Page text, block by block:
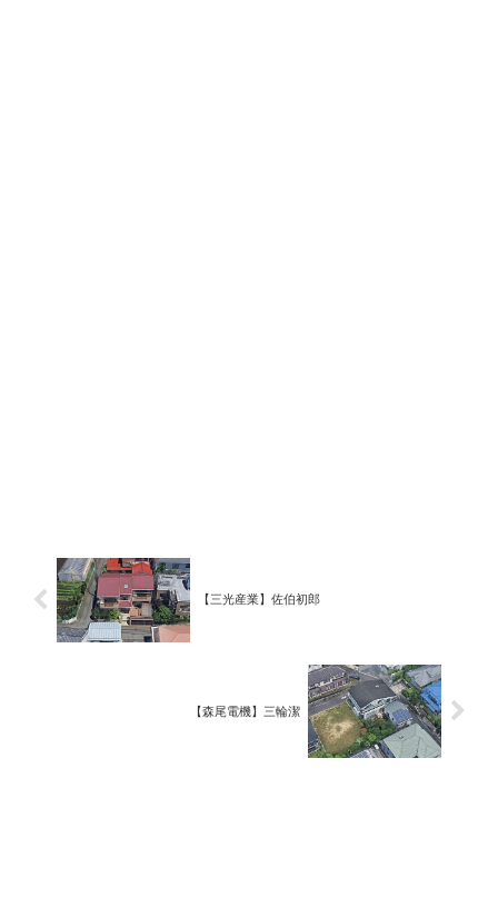
【三光産業】佐伯初郎
【森尾電機】三輪潔